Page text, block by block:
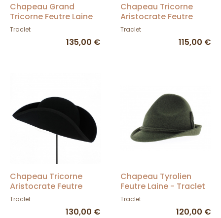
Chapeau Grand
Tricorne Feutre Laine
Noir Non Bordé -
Traclet
135,00 €
Chapeau Tricorne
Aristocrate Feutre
Laine Noir Non Bordé -
Traclet
115,00 €
Chapeau Tricorne
Aristocrate Feutre
Laine Noir - Traclet
Traclet
130,00 €
Chapeau Tyrolien
Feutre Laine - Traclet
Traclet
120,00 €